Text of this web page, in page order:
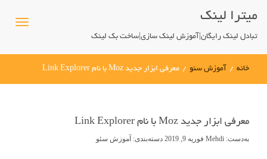
میترا لینک
تبادل لینک رایگان|آموزش لینک سازی|ساخت بک لینک
خانه / آموزش سئو / معرفی ابزار جدید Moz با نام Link Explorer
معرفی ابزار جدید Moz با نام Link Explorer
به‌دست: فوریه 9, 2019 دسته‌بندی: آموزش سئو